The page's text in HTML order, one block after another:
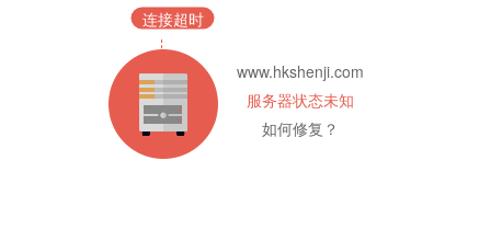
连接超时
www.hkshenji.com
服务器状态未知
如何修复？